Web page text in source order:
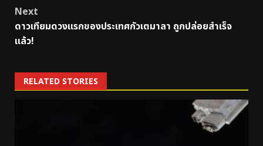
Next
ดาวเทียมดวงแรกของประเทศกัวเตมาลา ถูกปล่อยสำเร็จ
แล้ว!
RELATED STORIES